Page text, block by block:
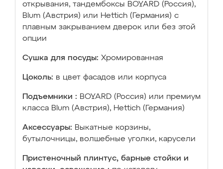
открывания, тандембоксы BOYARD (Россия),
Blum (Австрия) или Hettich (Германия) с
плавным закрыванием дверок или без этой
опции
Сушка для посуды: Хромированная
Цоколь: в цвет фасадов или корпуса
Подъемники : BOYARD (Россия) или премиум
класса Blum (Австрия), Hettich (Германия)
Аксессуары: Выкатные корзины,
бутылочницы, волшебные уголки, карусели
Пристеночный плинтус, барные стойки и